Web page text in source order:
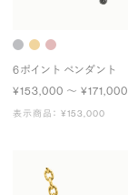
6ポイント ペンダント
¥153,000 〜 ¥171,000
表示商品： ¥153,000